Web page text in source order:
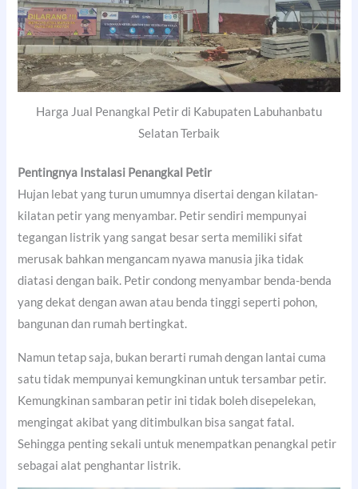
Harga Jual Penangkal Petir di Kabupaten Labuhanbatu
Selatan Terbaik
Pentingnya Instalasi Penangkal Petir
Hujan lebat yang turun umumnya disertai dengan kilatan-
kilatan petir yang menyambar. Petir sendiri mempunyai
tegangan listrik yang sangat besar serta memiliki sifat
merusak bahkan mengancam nyawa manusia jika tidak
diatasi dengan baik. Petir condong menyambar benda-benda
yang dekat dengan awan atau benda tinggi seperti pohon,
bangunan dan rumah bertingkat.
Namun tetap saja, bukan berarti rumah dengan lantai cuma
satu tidak mempunyai kemungkinan untuk tersambar petir.
Kemungkinan sambaran petir ini tidak boleh disepelekan,
mengingat akibat yang ditimbulkan bisa sangat fatal.
Sehingga penting sekali untuk menempatkan penangkal petir
sebagai alat penghantar listrik.